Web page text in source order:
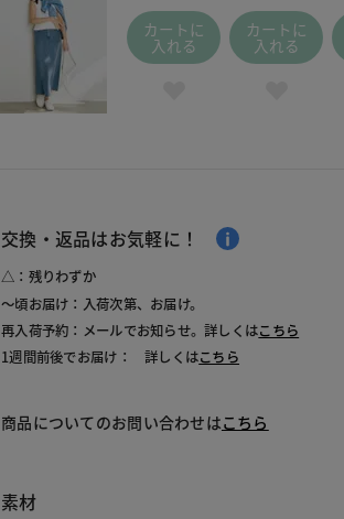
カートに
入れる
カートに
入れる
交換・返品はお気軽に！
△：残りわずか
～頃お届け：入荷次第、お届け。
再入荷予約：メールでお知らせ。詳しくはこちら
1週間前後でお届け： 詳しくはこちら
商品についてのお問い合わせはこちら
素材